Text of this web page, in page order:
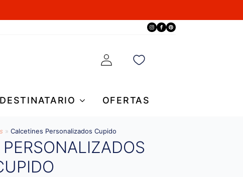
DESTINATARIO OFERTAS
» Calcetines Personalizados Cupido